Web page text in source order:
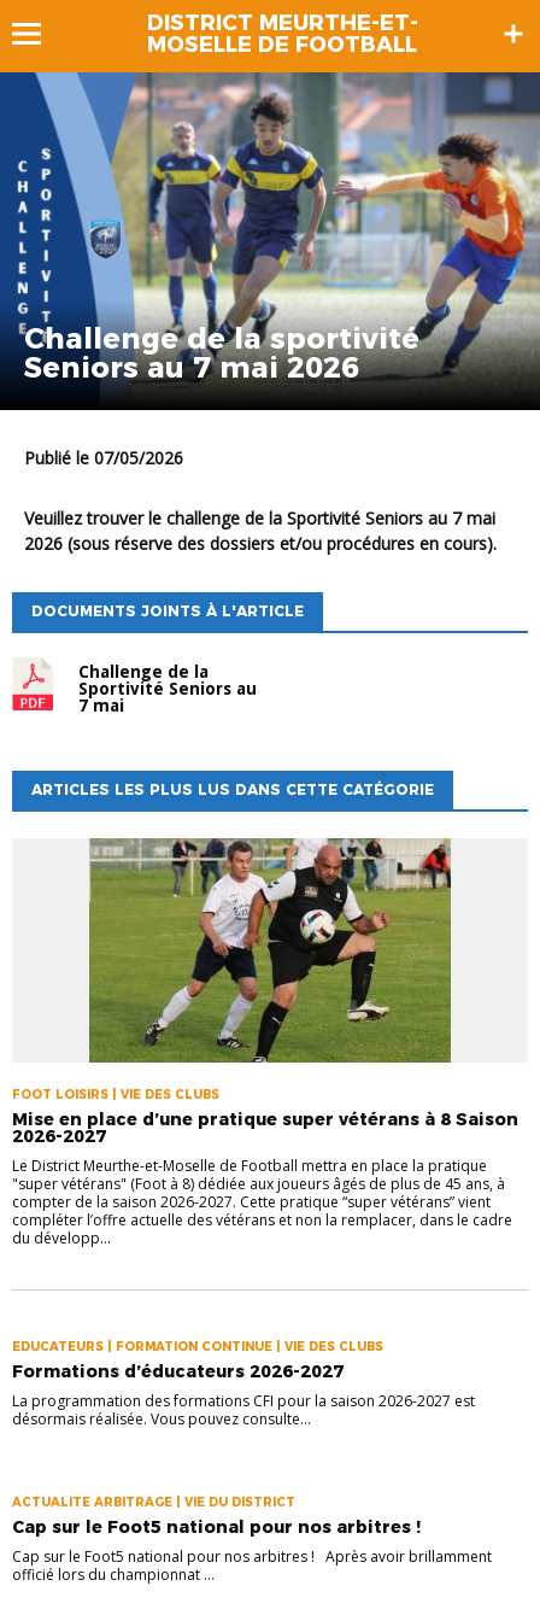
DISTRICT MEURTHE-ET-
MOSELLE DE FOOTBALL
Challenge de la sportivité
Seniors au 7 mai 2026
Publié le 07/05/2026
Veuillez trouver le challenge de la Sportivité Seniors au 7 mai
2026 (sous réserve des dossiers et/ou procédures en cours).
DOCUMENTS JOINTS À L'ARTICLE
Challenge de la
Sportivité Seniors au
7 mai
ARTICLES LES PLUS LUS DANS CETTE CATÉGORIE
FOOT LOISIRS | VIE DES CLUBS
Mise en place d’une pratique super vétérans à 8 Saison
2026-2027
Le District Meurthe-et-Moselle de Football mettra en place la pratique
"super vétérans" (Foot à 8) dédiée aux joueurs âgés de plus de 45 ans, à
compter de la saison 2026-2027. Cette pratique “super vétérans” vient
compléter l’offre actuelle des vétérans et non la remplacer, dans le cadre
du développ...
EDUCATEURS | FORMATION CONTINUE | VIE DES CLUBS
Formations d’éducateurs 2026-2027
La programmation des formations CFI pour la saison 2026-2027 est
désormais réalisée. Vous pouvez consulte...
ACTUALITE ARBITRAGE | VIE DU DISTRICT
Cap sur le Foot5 national pour nos arbitres !
Cap sur le Foot5 national pour nos arbitres ! Après avoir brillamment
officié lors du championnat ...